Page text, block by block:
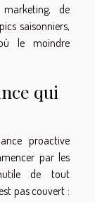
de
saisonniers,
le moindre
qui
proactive
par les
de tout
pas couvert :